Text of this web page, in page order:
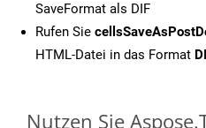
SaveFormat als DIF
Rufen Sie
HTML-Datei in das Format
Nutzen Sie